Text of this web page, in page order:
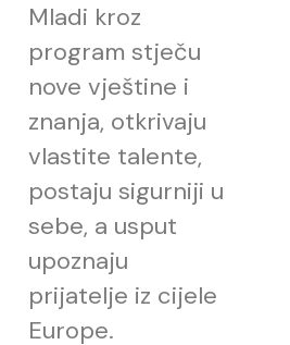
Mladi kroz
program stječu
nove vještine i
znanja, otkrivaju
vlastite talente,
postaju sigurniji u
sebe, a usput
upoznaju
prijatelje iz cijele
Europe.